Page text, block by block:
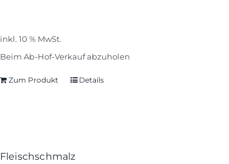
inkl. 10 % MwSt.
Beim Ab-Hof-Verkauf abzuholen
Zum Produkt Details
Fleischschmalz